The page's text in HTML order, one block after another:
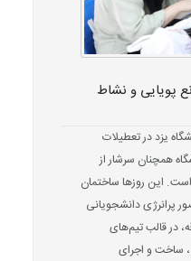
پویایی و نشاط
یزد در تعطیلات
همچنان سرشار از
این روزها ساختمان
پرانرژی دانشجویانی
در قالب تیم‌های
ساخت و اجرای